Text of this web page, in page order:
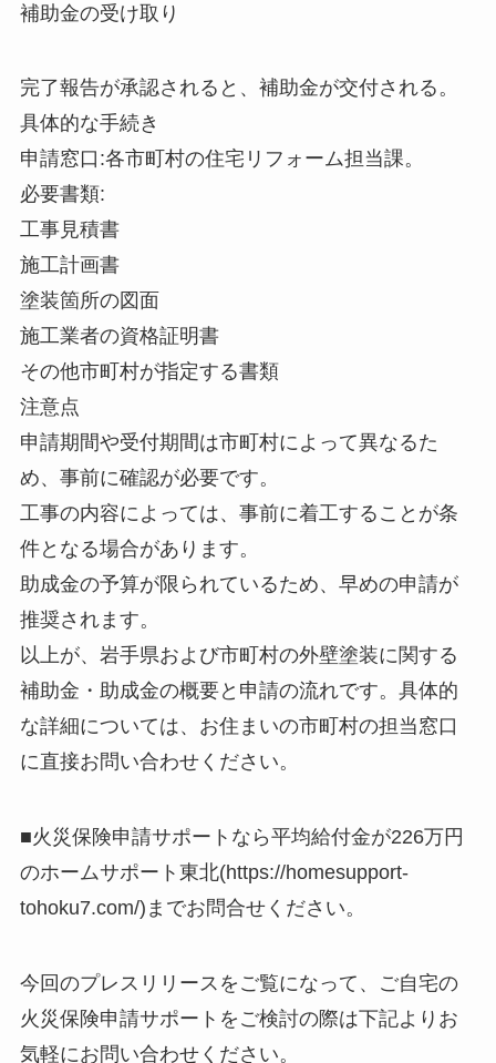
補助金の受け取り
完了報告が承認されると、補助金が交付される。
具体的な手続き
申請窓口:各市町村の住宅リフォーム担当課。
必要書類:
工事見積書
施工計画書
塗装箇所の図面
施工業者の資格証明書
その他市町村が指定する書類
注意点
申請期間や受付期間は市町村によって異なるた
め、事前に確認が必要です。
工事の内容によっては、事前に着工することが条
件となる場合があります。
助成金の予算が限られているため、早めの申請が
推奨されます。
以上が、岩手県および市町村の外壁塗装に関する
補助金・助成金の概要と申請の流れです。具体的
な詳細については、お住まいの市町村の担当窓口
に直接お問い合わせください。
■火災保険申請サポートなら平均給付金が226万円
のホームサポート東北(https://homesupport-
tohoku7.com/)までお問合せください。
今回のプレスリリースをご覧になって、ご自宅の
火災保険申請サポートをご検討の際は下記よりお
気軽にお問い合わせください。